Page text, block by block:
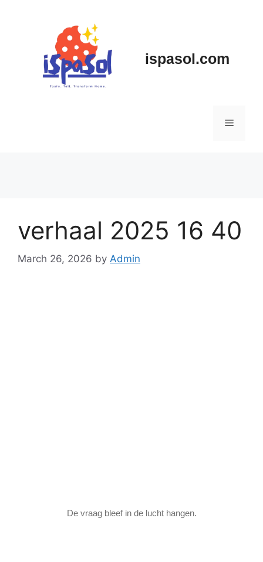
ispasol.com
Menu
verhaal 2025 16 40
March 26, 2026 by Admin
De vraag bleef in de lucht hangen.